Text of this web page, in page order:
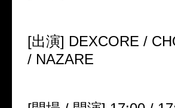
[出演] DEXCORE /
/ NAZARE